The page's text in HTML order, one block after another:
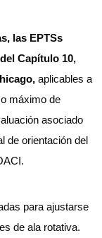
las EPTSs
Capítulo 10,
aplicables a
máximo de
asociado
de orientación del
para ajustarse
de ala rotativa.